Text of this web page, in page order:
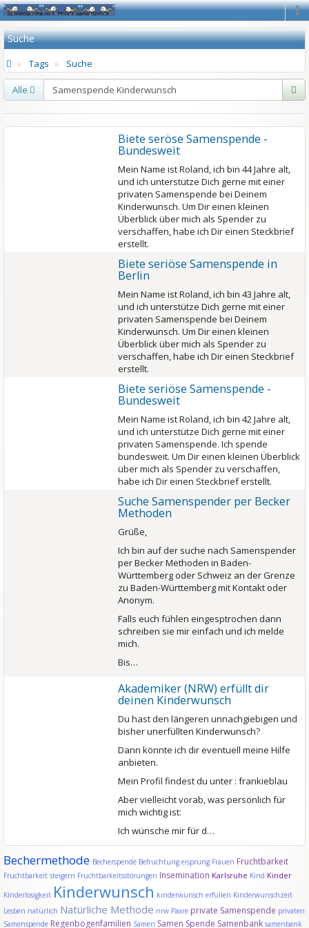
Suche
Tags Suche
Alle
Biete seröse Samenspende -
Bundesweit
Mein Name ist Roland, ich bin 44 Jahre alt,
und ich unterstütze Dich gerne mit einer
privaten Samenspende bei Deinem
Kinderwunsch. Um Dir einen kleinen
Überblick über mich als Spender zu
verschaffen, habe ich Dir einen Steckbrief
erstellt.
Biete seriöse Samenspende in
Berlin
Mein Name ist Roland, ich bin 43 Jahre alt,
und ich unterstütze Dich gerne mit einer
privaten Samenspende bei Deinem
Kinderwunsch. Um Dir einen kleinen
Überblick über mich als Spender zu
verschaffen, habe ich Dir einen Steckbrief
erstellt.
Biete seriöse Samenspende -
Bundesweit
Mein Name ist Roland, ich bin 42 Jahre alt,
und ich unterstütze Dich gerne mit einer
privaten Samenspende. Ich spende
bundesweit. Um Dir einen kleinen Überblick
über mich als Spender zu verschaffen,
habe ich Dir einen Steckbrief erstellt.
Suche Samenspender per Becker
Methoden
Grüße,
Ich bin auf der suche nach Samenspender
per Becker Methoden in Baden-
Württemberg oder Schweiz an der Grenze
zu Baden-Württemberg mit Kontakt oder
Anonym.
Falls euch fühlen eingesptrochen dann
schreiben sie mir einfach und ich melde
mich.
Bis…
Akademiker (NRW) erfüllt dir
deinen Kinderwunsch
Du hast den längeren unnachgiebigen und
bisher unerfüllten Kinderwunsch?
Dann könnte ich dir eventuell meine Hilfe
anbieten.
Mein Profil findest du unter : frankieblau
Aber vielleicht vorab, was persönlich für
mich wichtig ist:
Ich wünsche mir für d…
Bechermethode Becherspende Befruchtung eisprung Frauen Fruchtbarkeit
Fruchtbarkeit steigern Fruchtbarkeitsstörungen Insemination Karlsruhe Kind Kinder
Kinderlosigkeit Kinderwunsch kinderwunsch erfüllen Kinderwunschzeit
Lesben natürlich Natürliche Methode nrw Paare private Samenspende privaten
Samenspende Regenbogenfamilien Samen Samen Spende Samenbank samenbank